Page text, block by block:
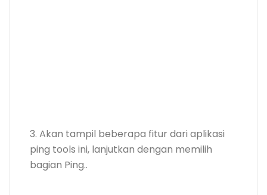
3. Akan tampil beberapa fitur dari aplikasi
ping tools ini, lanjutkan dengan memilih
bagian Ping..